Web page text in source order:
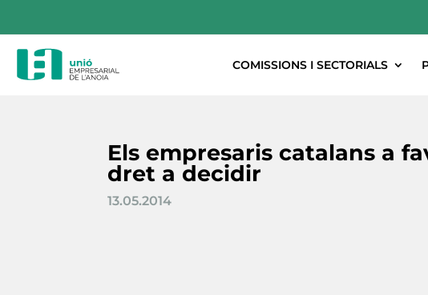
COMISSIONS I SECTORIALS
Els empresaris catalans a
dret a decidir
13.05.2014